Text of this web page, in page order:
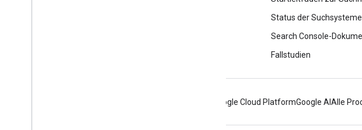
Status der Suchsysteme
Search Console-
Fallstudien
Google Cloud PlatformGoogle AI Alle